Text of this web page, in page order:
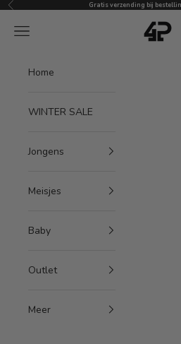
Naar inhoud
Vorige Gratis verzending bij
Menu
Home
WINTER SALE
Jongens
Meisjes
Baby
Outlet
Meer